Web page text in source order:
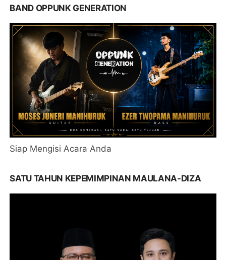
BAND OPPUNK GENERATION
Siap Mengisi Acara Anda
SATU TAHUN KEPEMIMPINAN MAULANA-DIZA